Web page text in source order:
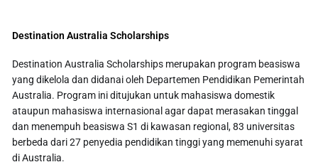
Destination Australia Scholarships
Destination Australia Scholarships merupakan program beasiswa
yang dikelola dan didanai oleh Departemen Pendidikan Pemerintah
Australia. Program ini ditujukan untuk mahasiswa domestik
ataupun mahasiswa internasional agar dapat merasakan tinggal
dan menempuh beasiswa S1 di kawasan regional, 83 universitas
berbeda dari 27 penyedia pendidikan tinggi yang memenuhi syarat
di Australia.